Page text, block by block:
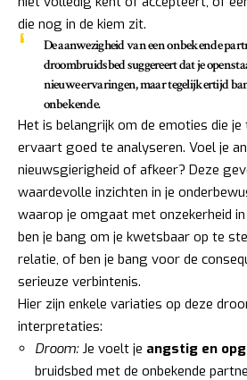
die nog in de kiem zit.
De aanwezigheid van een onbekende
droombruidsbed suggereert dat je
nieuwe ervaringen, maar tegelijkertijd
onbekende.
Het is belangrijk om de emoties die je
ervaart goed te analyseren. Voel je
nieuwsgierigheid of afkeer? Deze
waardevolle inzichten in je
waarop je omgaat met onzekerheid
ben je bang om je kwetsbaar op te
relatie, of ben je bang voor de
serieuze verbintenis.
Hier zijn enkele variaties op deze
interpretaties:
Droom:Je voelt je angstig en
bruidsbed met de onbekende